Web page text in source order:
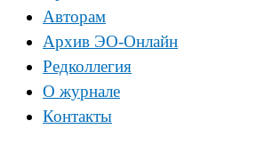
Авторам
Архив ЭО-Онлайн
Редколлегия
О журнале
Контакты